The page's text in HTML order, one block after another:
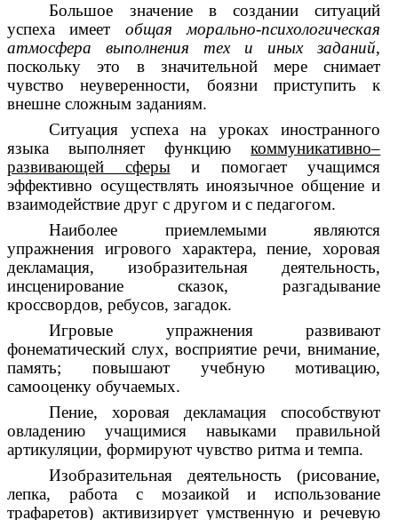
Большое значение в создании ситуаций
успеха имеет общая морально-психологическая
атмосфера выполнения тех и иных заданий,
поскольку это в значительной мере снимает
чувство неуверенности, боязни приступить к
внешне сложным заданиям.
Ситуация успеха на уроках иностранного
языка выполняет функциюкоммуникативно–
развивающей сферыи помогает учащимся
эффективно осуществлять иноязычное общение и
взаимодействие друг с другом и с педагогом.
Наиболее приемлемыми являются
упражнения игрового характера, пение, хоровая
декламация, изобразительная деятельность,
инсценирование сказок, разгадывание
кроссвордов, ребусов, загадок.
Игровые упражнения развивают
фонематический слух, восприятие речи, внимание,
память; повышают учебную мотивацию,
самооценку обучаемых.
Пение, хоровая декламация способствуют
овладению учащимися навыками правильной
артикуляции, формируют чувство ритма и темпа.
Изобразительная деятельность (рисование,
лепка, работа с мозаикой и использование
трафаретов) активизирует умственную и речевую